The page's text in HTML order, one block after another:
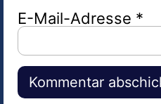
E-Mail-Adresse *